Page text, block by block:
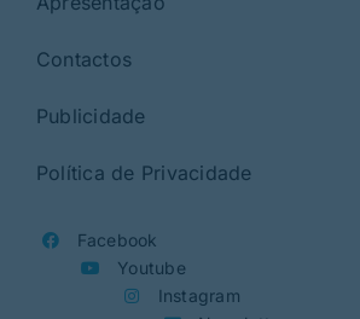
Contactos
Publicidade
Política de Privacidade
Facebook
Youtube
Instagram